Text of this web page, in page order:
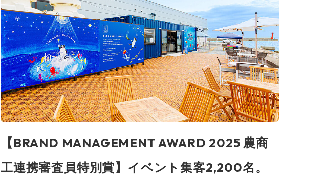
【BRAND MANAGEMENT AWARD 2025 農商
工連携審査員特別賞】イベント集客2,200名。